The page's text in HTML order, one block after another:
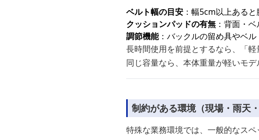
ベルト幅の目安 ：幅5cm以上ある
クッションパッドの有無 ：背面・
調節機能：バックルの留め具やベ
長時間使用を前提とするなら、「軽
同じ容量なら、本体重量が軽いモデ
制約がある環境（現場・雨天
特殊な業務環境では、一般的なスペ